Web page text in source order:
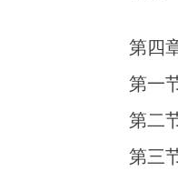
第四章
第一节
第二节
第三节